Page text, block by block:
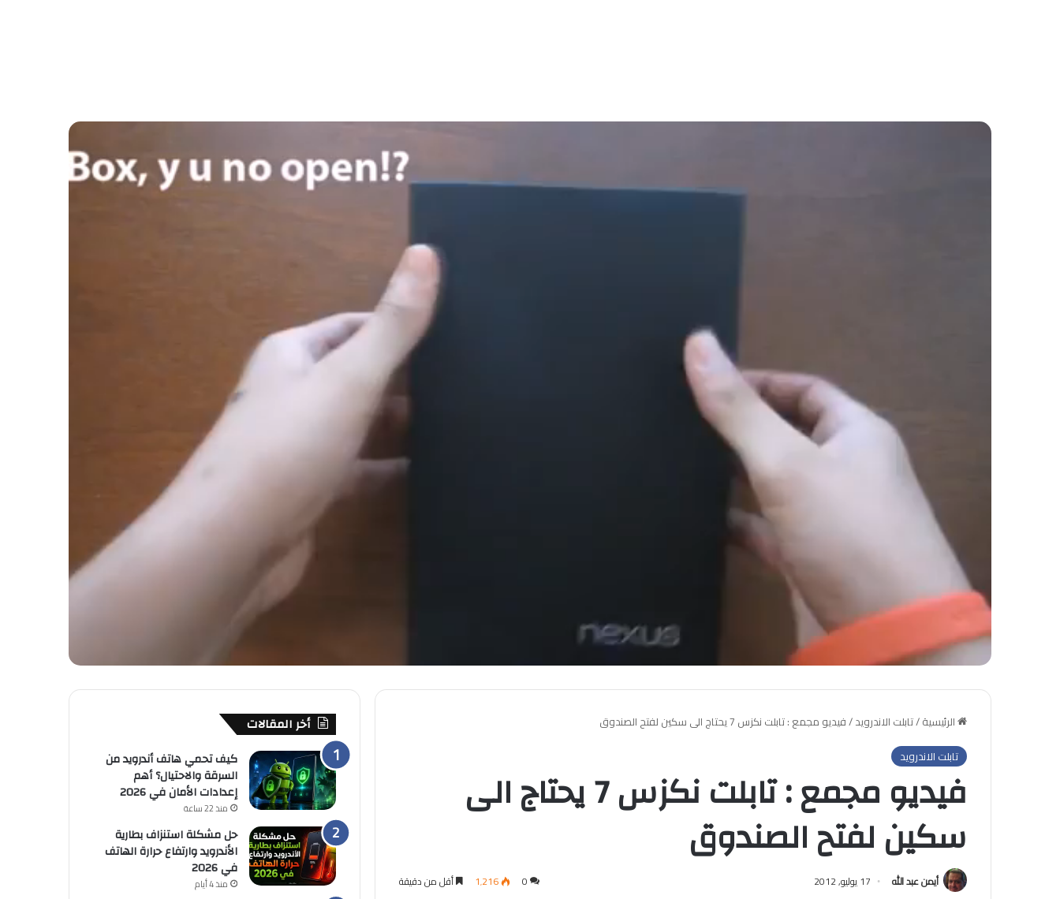
الرئيسية/تابلت الاندرويد/فيديو مجمع : تابلت نكزس 7 يحتاج الى سكين لفتح الصندوق
تابلت الاندرويد
فيديو مجمع : تابلت نكزس 7 يحتاج الى
سكين لفتح الصندوق
أيمن عبد الله 17 يوليو, 2012 0 1٬216 أقل من دقيقة
أخر المقالات
كيف تحمي هاتف أندرويد من
السرقة والاحتيال؟ أهم
إعدادات الأمان في 2026
منذ 22 ساعة
حل مشكلة استنزاف بطارية
الأندرويد وارتفاع حرارة الهاتف
في 2026
منذ 4 أيام